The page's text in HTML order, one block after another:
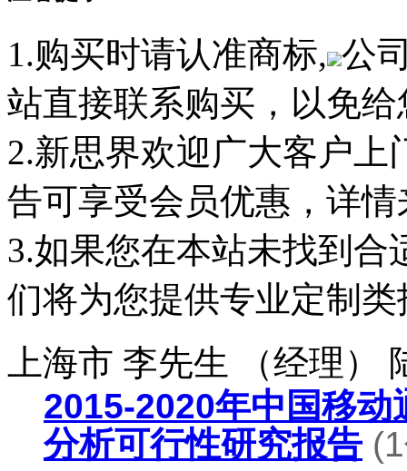
1.购买时请认准商标, 公
站直接联系购买，以免
2.新思界欢迎广大客户
告可享受会员优惠，详
3.如果您在本站未找到
们将为您提供专业定制类
上海市 李先生 （经理）
2015-2020年中国移
分析可行性研究报告(1